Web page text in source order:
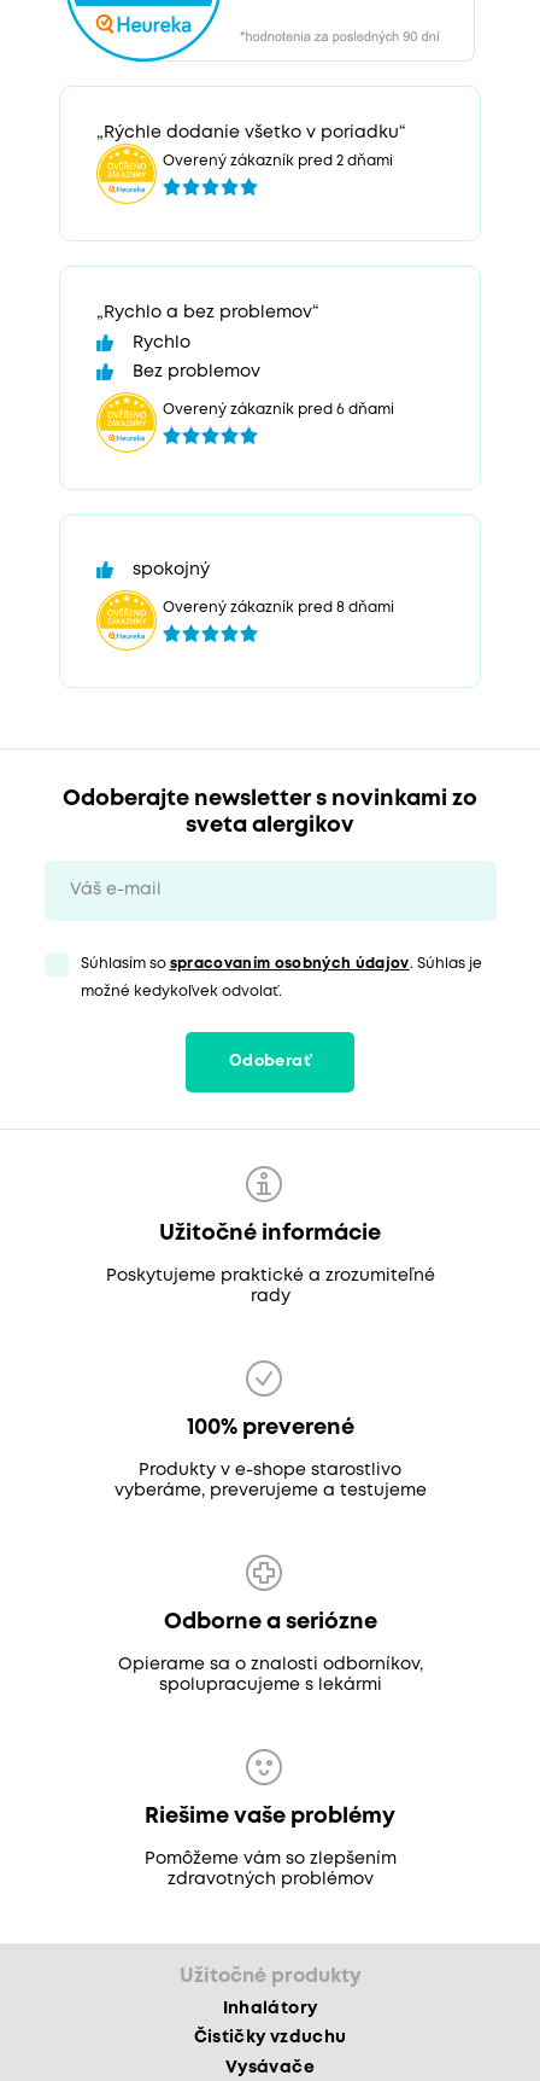
„Rýchle dodanie všetko v poriadku“
Overený zákazník pred 2 dňami
„Rychlo a bez problemov“
Rychlo
Bez problemov
Overený zákazník pred 6 dňami
spokojný
Overený zákazník pred 8 dňami
Odoberajte newsletter s novinkami zo
sveta alergikov
Súhlasím so spracovaním osobných údajov. Súhlas je
možné kedykoľvek odvolať.
Odoberať
Užitočné informácie
Poskytujeme praktické a zrozumiteľné
rady
100% preverené
Produkty v e-shope starostlivo
vyberáme, preverujeme a testujeme
Odborne a seriózne
Opierame sa o znalosti odborníkov,
spolupracujeme s lekármi
Riešime vaše problémy
Pomôžeme vám so zlepšením
zdravotných problémov
Užitočné produkty
Inhalátory
Čističky vzduchu
Vysávače